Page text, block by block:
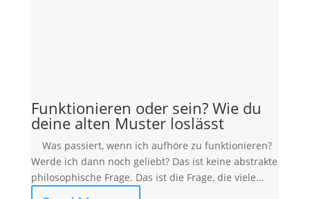
Funktionieren oder sein? Wie du
deine alten Muster loslässt
Was passiert, wenn ich aufhöre zu funktionieren?
Werde ich dann noch geliebt? Das ist keine abstrakte
philosophische Frage. Das ist die Frage, die viele...